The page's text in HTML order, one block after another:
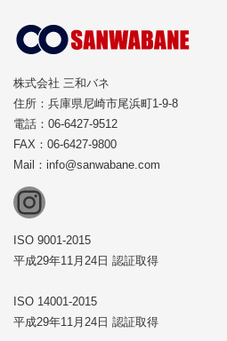
株式会社 三和バネ
住所：兵庫県尼崎市尾浜町1-9-8
電話：06-6427-9512
FAX：06-6427-9800
Mail：info@sanwabane.com
Instagram
ISO 9001-2015
平成29年11月24日 認証取得
ISO 14001-2015
平成29年11月24日 認証取得